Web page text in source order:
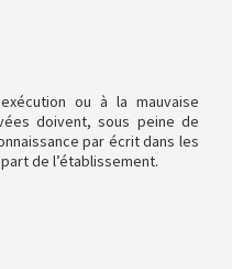
ou à la mauvaise
doivent, sous peine de
par écrit dans les
de l’établissement.